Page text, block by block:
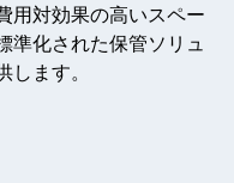
用対効果の高いスペー
準化された保管ソリュ
ます。